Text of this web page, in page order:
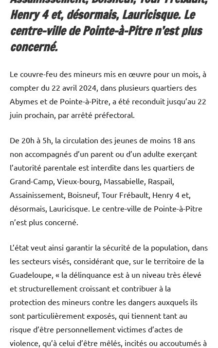
Henry 4 et, désormais, Lauricisque. Le
centre-ville de Pointe-à-Pitre n’est plus
concerné.
Le couvre-feu des mineurs mis en œuvre pour un mois, à
compter du 22 avril 2024, dans plusieurs quartiers des
Abymes et de Pointe-à-Pitre, a été reconduit jusqu’au 22
juin prochain, par arrêté préfectoral.
De 20h à 5h, la circulation des jeunes de moins 18 ans
non accompagnés d’un parent ou d’un adulte exerçant
l’autorité parentale est interdite dans les quartiers de
Grand-Camp, Vieux-bourg, Massabielle, Raspail,
Assainissement, Boisneuf, Tour Frébault, Henry 4 et,
désormais, Lauricisque. Le centre-ville de Pointe-à-Pitre
n’est plus concerné.
L’état veut ainsi garantir la sécurité de la population, dans
les secteurs visés, considérant que, sur le territoire de la
Guadeloupe, « la délinquance est à un niveau très élevé
et structurellement croissant et contribuer à la
protection des mineurs contre les dangers auxquels ils
sont particulièrement exposés, qui tiennent tant au
risque d’être personnellement victimes d’actes de
violence, qu’à celui d’être mêlés, incités ou accoutumés à